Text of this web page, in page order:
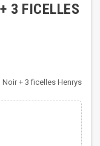
3 FICELLES
+ 3 ficelles Henrys